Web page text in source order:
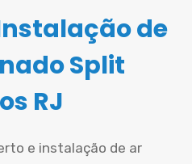
de
Split
RJ
e instalação de ar